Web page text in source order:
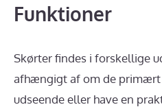
Funktioner
Skørter findes i forskellige
afhængigt af om de
udseende eller have en